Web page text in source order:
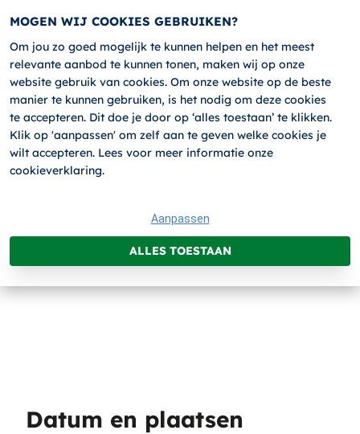
MOGEN WIJ COOKIES GEBRUIKEN?
Om jou zo goed mogelijk te kunnen helpen en het meest
relevante aanbod te kunnen tonen, maken wij op onze
website gebruik van cookies. Om onze website op de beste
manier te kunnen gebruiken, is het nodig om deze cookies
te accepteren. Dit doe je door op ‘alles toestaan’ te klikken.
Klik op 'aanpassen' om zelf aan te geven welke cookies je
wilt accepteren. Lees voor meer informatie onze
cookieverklaring.
Aanpassen
ALLES TOESTAAN
Terug
AANMELDEN
3.
HIJSEN MET DE AUTOLAADKRAAN
Datum en plaatsen